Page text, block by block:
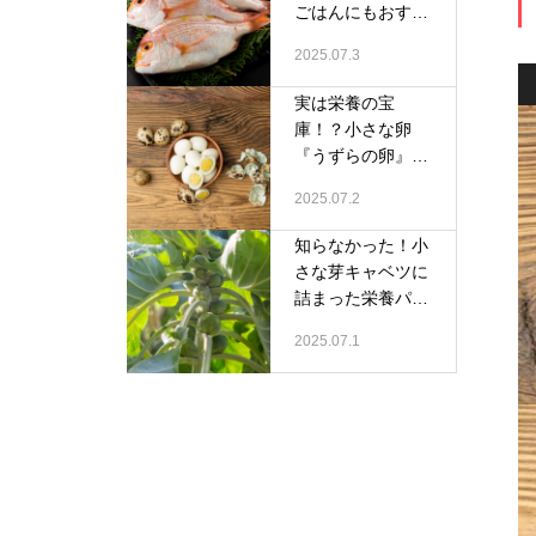
ごはんにもおすす
2025.07.3
実は栄養の宝
庫！？小さな卵
『うずらの卵』の
2025.07.2
知らなかった！小
さな芽キャベツに
詰まった栄養パワ
2025.07.1